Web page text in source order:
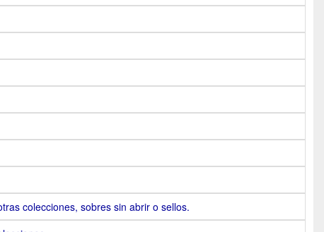
colecciones, sobres sin abrir o sellos.